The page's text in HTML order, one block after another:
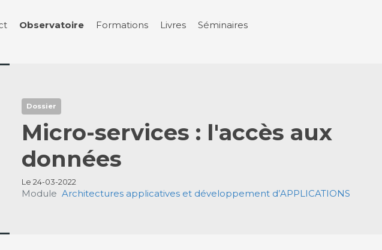
Observatoire Formations Livres Séminaires
Dossier
Micro-services : l'accès aux
données
Le 24-03-2022
Module Architectures applicatives et développement d’APPLICATIONS